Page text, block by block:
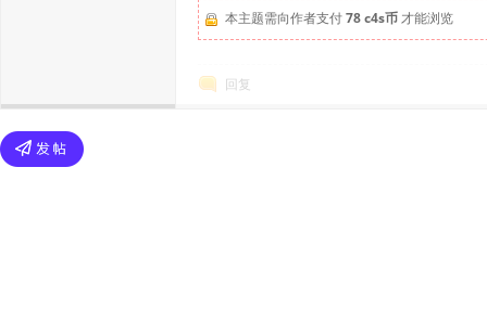
本主题需向作者支付78 c4s币才能浏览
回复